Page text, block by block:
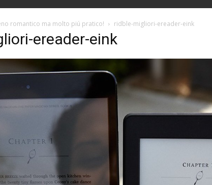
romantico ma molto piú pratico! ridble-migliori-ereader-eink
ereader-eink